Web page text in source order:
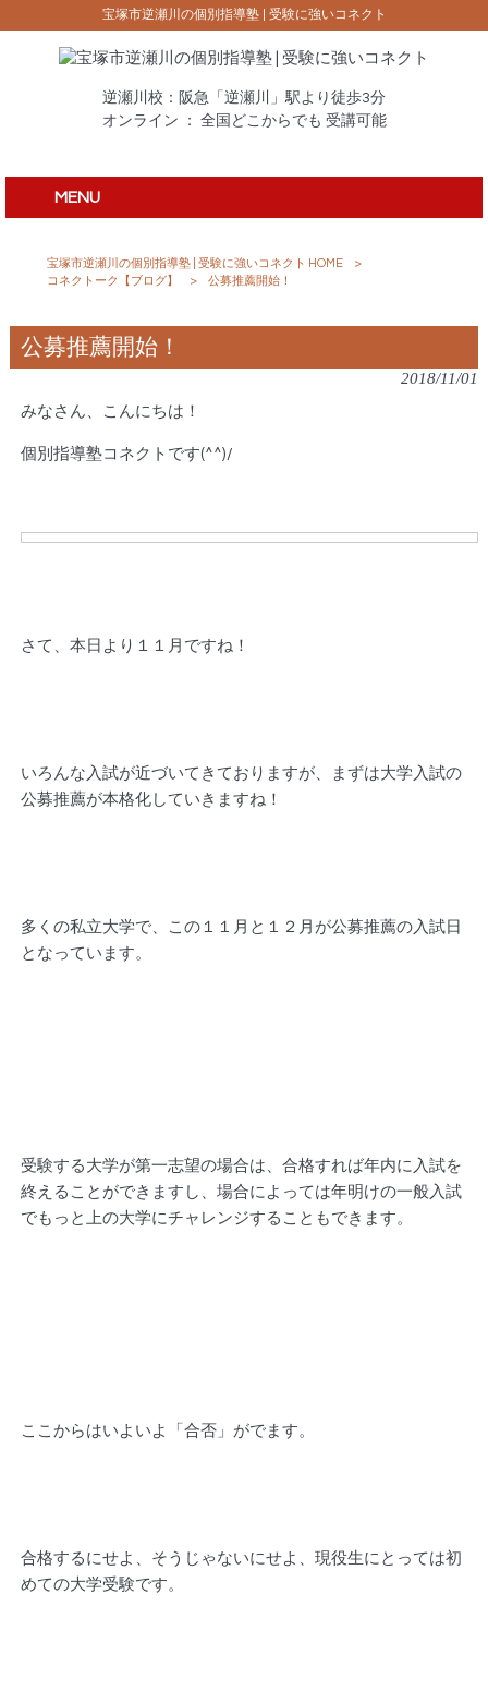
宝塚市逆瀬川の個別指導塾 | 受験に強いコネクト
逆瀬川校：阪急「逆瀬川」駅より徒歩3分
オンライン ： 全国どこからでも 受講可能
MENU
宝塚市逆瀬川の個別指導塾 | 受験に強いコネクト HOME
>
コネクトーク【ブログ】
> 公募推薦開始！
公募推薦開始！
2018/11/01
みなさん、こんにちは！
個別指導塾コネクトです(^^)/
さて、本日より１１月ですね！
いろんな入試が近づいてきておりますが、まずは大学入試の
公募推薦が本格化していきますね！
多くの私立大学で、この１１月と１２月が公募推薦の入試日
となっています。
受験する大学が第一志望の場合は、合格すれば年内に入試を
終えることができますし、場合によっては年明けの一般入試
でもっと上の大学にチャレンジすることもできます。
ここからはいよいよ「合否」がでます。
合格するにせよ、そうじゃないにせよ、現役生にとっては初
めての大学受験です。